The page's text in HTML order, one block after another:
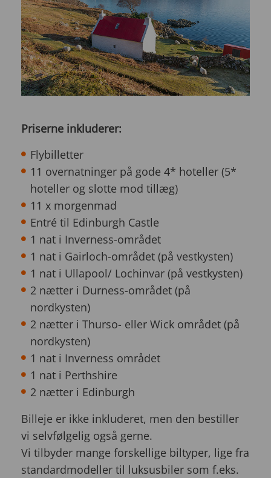
Priserne inkluderer:
Flybilletter
11 overnatninger på gode 4* hoteller (5*
hoteller og slotte mod tillæg)
11 x morgenmad
Entré til Edinburgh Castle
1 nat i Inverness-området
1 nat i Gairloch-området (på vestkysten)
1 nat i Ullapool/ Lochinvar (på vestkysten)
2 nætter i Durness-området (på
nordkysten)
2 nætter i Thurso- eller Wick området (på
nordkysten)
1 nat i Inverness området
1 nat i Perthshire
2 nætter i Edinburgh
Billeje er ikke inkluderet, men den bestiller
vi selvfølgelig også gerne.
Vi tilbyder mange forskellige biltyper, lige fra
standardmodeller til luksusbiler som f.eks.